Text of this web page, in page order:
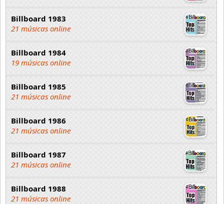
Billboard 1983
21 músicas online
Billboard 1984
19 músicas online
Billboard 1985
21 músicas online
Billboard 1986
21 músicas online
Billboard 1987
21 músicas online
Billboard 1988
21 músicas online